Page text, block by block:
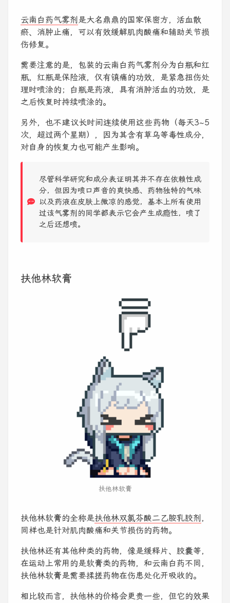
云南白药气雾剂 是大名鼎鼎的国家保密方，活血散
瘀、消肿止痛，可以有效缓解肌肉酸痛和辅助关节损
伤修复。
需要注意的是，包装的云南白药气雾剂分为白瓶和红
瓶，红瓶是保险液，仅有镇痛的功效，是紧急扭伤处
理时喷涂的；白瓶是药液，具有消肿活血的功效，是
之后恢复时持续喷涂的。
另外，也不建议长时间连续使用这些药物（每天3~5
次，超过两个星期），因为其含有草乌等毒性成分，
对自身的恢复力也可能产生影响。
尽管科学研究和成分表证明其并不存在依赖性成
分，但因为喷口声音的爽快感、药物独特的气味
以及药液在皮肤上微凉的感觉，基本上所有使用
过该气雾剂的同学都表示它会产生成瘾性，喷了
之后还想喷。
扶他林软膏
扶他林软膏
扶他林软膏的全称是扶他林双氯芬酸二乙胺乳胶剂 ，
同样也是针对肌肉酸痛和关节损伤的药物。
扶他林还有其他种类的药物，像是缓释片、胶囊等，
在运动上常用的是软膏类的药物，和云南白药不同，
扶他林软膏是需要揉搓药物在伤患处化开吸收的。
相比较而言，扶他林的价格会更贵一些，但它的效果